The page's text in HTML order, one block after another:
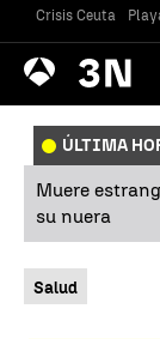
Crisis Ceuta
Antena
3 Noticias
ÚLTIMA
Muere
su nuera
Salud